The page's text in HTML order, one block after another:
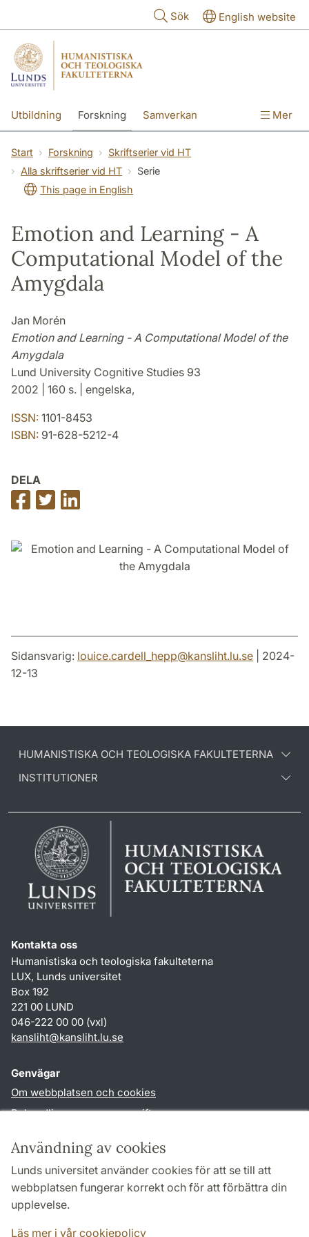
Användning av cookies
Lunds universitet använder cookies för att se till att
webbplatsen fungerar korrekt och för att förbättra din
upplevelse.
Läs mer i vår cookiepolicy
Sök English website
Utbildning Forskning Samverkan Mer
Start Forskning
Skriftserier vid HT
Alla skriftserier vid HT
Serie
This page in English
Emotion and Learning - A
Computational Model of the
Amygdala
Jan Morén
Emotion and Learning - A Computational Model of the
Amygdala
Lund University Cognitive Studies 93
2002 | 160 s. | engelska,
ISSN: 1101-8453
ISBN: 91-628-5212-4
DELA
Dela
på
Dela
på
på
Sidansvarig: louice.cardell_hepp@kansliht.lu.se | 2024-
12-13
HUMANISTISKA OCH TEOLOGISKA FAKULTETERNA
INSTITUTIONER
Kontakta oss
Humanistiska och teologiska fakulteterna
LUX, Lunds universitet
Box 192
221 00 LUND
046-222 00 00 (vxl)
kansliht@kansliht.lu.se
Genvägar
Om webbplatsen och cookies
Behandling av personuppgifter
TYPO3-login
Följ oss i sociala medier